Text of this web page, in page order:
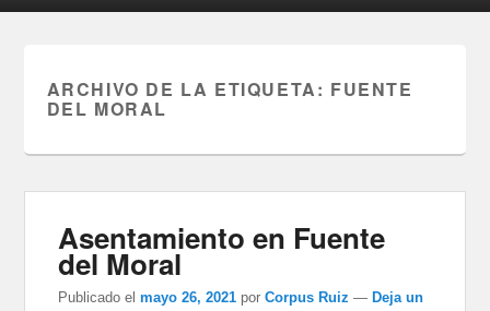
ARCHIVO DE LA ETIQUETA: FUENTE
DEL MORAL
Asentamiento en Fuente
del Moral
Publicado el mayo 26, 2021 porCorpus Ruiz — Deja un